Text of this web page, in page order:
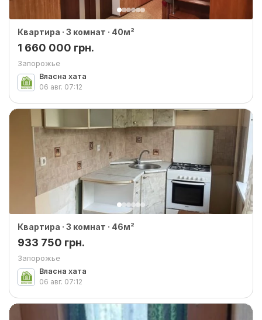
Квартира · 3 комнат · 40м²
1 660 000 грн.
Запорожье
Власна хата
06 авг. 07:12
Квартира · 3 комнат · 46м²
933 750 грн.
Запорожье
Власна хата
06 авг. 07:12